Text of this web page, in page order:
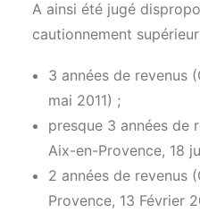
A ainsi été jugé
cautionnement
3 années de revenus
mai 2011) ;
presque 3 années de
Aix-en-Provence, 18
2 années de revenus
Provence, 13 Février